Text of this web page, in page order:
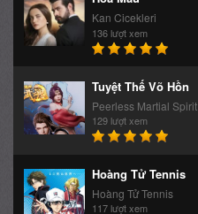
Kan Cicekleri
136 lượt xem
Tuyệt Thế Võ Hồn
Peerless Martial Spirit
129 lượt xem
Hoàng Tử Tennis
Hoàng Tử Tennis
117 lượt xem